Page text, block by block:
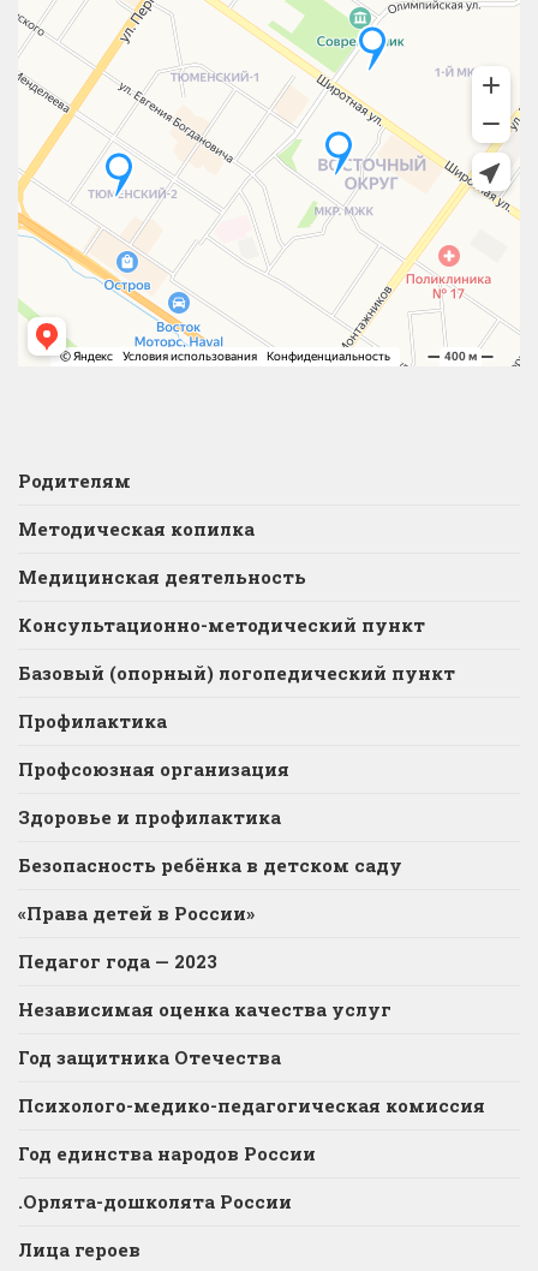
Родителям
Методическая копилка
Медицинская деятельность
Консультационно-методический пункт
Базовый (опорный) логопедический пункт
Профилактика
Профсоюзная организация
Здоровье и профилактика
Безопасность ребёнка в детском саду
«Права детей в России»
Педагог года — 2023
Независимая оценка качества услуг
Год защитника Отечества
Психолого-медико-педагогическая комиссия
Год единства народов России
.Орлята-дошколята России
Лица героев